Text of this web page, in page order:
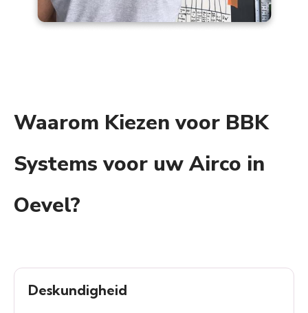
Waarom Kiezen voor BBK
Systems voor uw Airco in
Oevel?
Deskundigheid